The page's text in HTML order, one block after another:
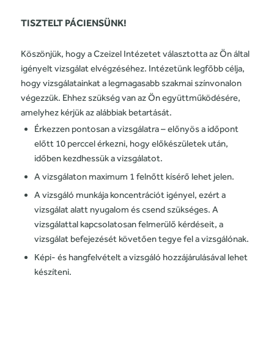
TISZTELT PÁCIENSÜNK!
Köszönjük, hogy a Czeizel Intézetet választotta az Ön által
igényelt vizsgálat elvégzéséhez. Intézetünk legfőbb célja,
hogy vizsgálatainkat a legmagasabb szakmai színvonalon
végezzük. Ehhez szükség van az Ön együttműködésére,
amelyhez kérjük az alábbiak betartását.
Érkezzen pontosan a vizsgálatra – előnyös a időpont
előtt 10 perccel érkezni, hogy előkészületek után,
időben kezdhessük a vizsgálatot.
A vizsgálaton maximum 1 felnőtt kísérő lehet jelen.
A vizsgáló munkája koncentrációt igényel, ezért a
vizsgálat alatt nyugalom és csend szükséges. A
vizsgálattal kapcsolatosan felmerülő kérdéseit, a
vizsgálat befejezését követően tegye fel a vizsgálónak.
Képi- és hangfelvételt a vizsgáló hozzájárulásával lehet
készíteni.